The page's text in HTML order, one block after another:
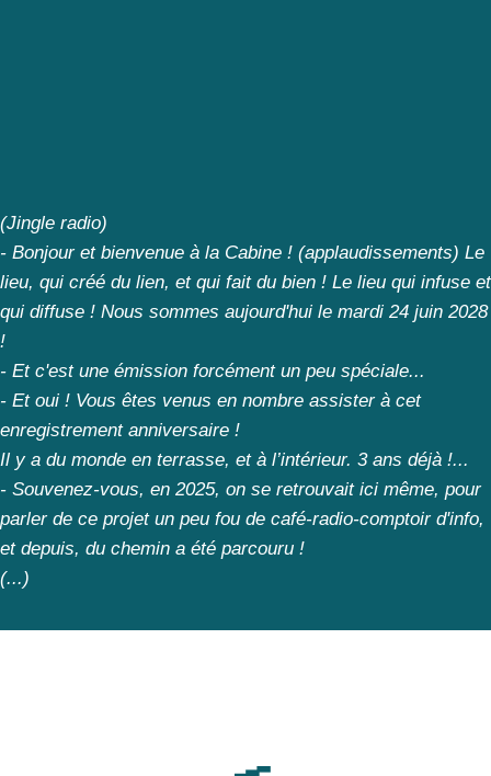
(Jingle radio)
- Bonjour et bienvenue à la Cabine ! (applaudissements) Le
lieu, qui créé du lien, et qui fait du bien ! Le lieu qui infuse et
qui diffuse ! Nous sommes aujourd'hui le mardi 24 juin 2028
!
- Et c'est une émission forcément un peu spéciale...
- Et oui ! Vous êtes venus en nombre assister à cet
enregistrement anniversaire !
Il y a du monde en terrasse, et à l’intérieur. 3 ans déjà !...
- Souvenez-vous, en 2025, on se retrouvait ici même, pour
parler de ce projet un peu fou de café-radio-comptoir d'info,
et depuis, du chemin a été parcouru !
(...)